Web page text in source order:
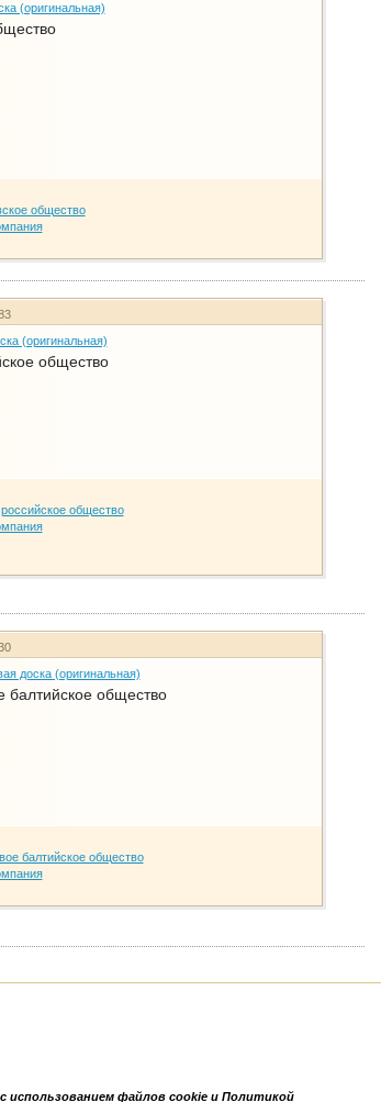
(оригинальная)
общество
(оригинальная)
общество
российское общество
доска (оригинальная)
балтийское общество
балтийское общество
использованием файлов cookie и Политикой